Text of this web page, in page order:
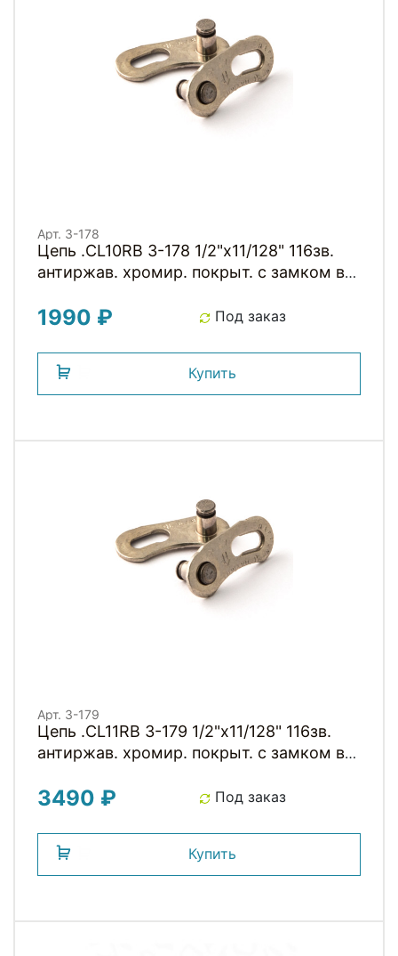
Арт. 3-178
Цепь .CL10RB 3-178 1/2"x11/128" 116зв.
антиржав. хромир. покрыт. с замком в
1990 ₽ Под заказ
Купить
Арт. 3-179
Цепь .CL11RB 3-179 1/2"x11/128" 116зв.
антиржав. хромир. покрыт. с замком в
3490 ₽ Под заказ
Купить